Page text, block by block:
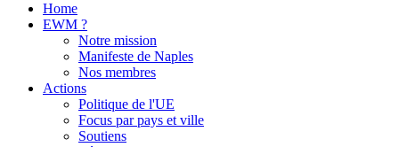
Home
EWM ?
Notre mission
Manifeste de Naples
Nos membres
Actions
Politique de l'UE
Focus par pays et ville
Soutiens